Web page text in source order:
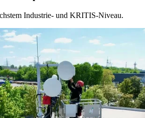
Industrie- und KRITIS-Niveau.